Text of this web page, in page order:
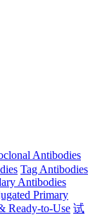
Antibodies
Tag Antibodies
Antibodies
Primary
Ready-to-Use 试